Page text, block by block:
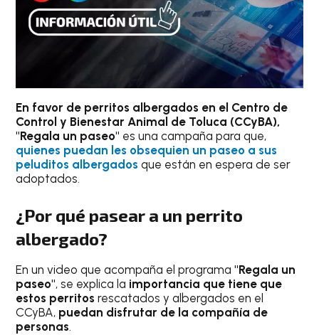
En favor de perritos albergados en el Centro de
Control y Bienestar Animal de Toluca (CCyBA),
"Regala un paseo" es una campaña para que,
quienes puedan les obsequien un paseo a sus
peluditos albergados que están en espera de ser
adoptados.
¿Por qué pasear a un perrito
albergado?
En un video que acompaña el programa"Regala un
paseo", se explica la importancia que tiene que
estos perritosrescatados y albergados en el
CCyBA, puedan disfrutar de la compañía de
personas.